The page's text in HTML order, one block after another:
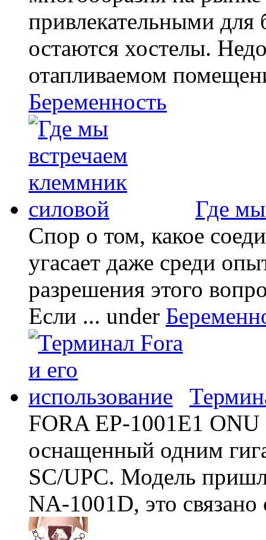
привлекательными
остаются хостелы.
отапливаемом
Беременность
Где
Спор о том, какое
угасает даже среди
разрешения этого
Если ... under
FORA EP-1001E1 ONU
оснащенный одним
SC/UPC. Модель
NA-1001D, это связано